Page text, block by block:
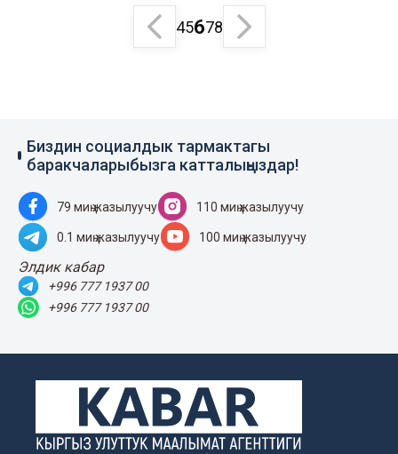
45678
Биздин социалдык тармактагы
баракчаларыбызга катталыңыздар!
79 миң жазылуучу 110 миң жазылуучу
0.1 миң жазылуучу 100 миң жазылуучу
Элдик кабар
+996 777 1937 00
+996 777 1937 00